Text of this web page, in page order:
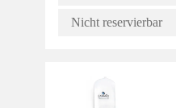
Nicht reservierbar